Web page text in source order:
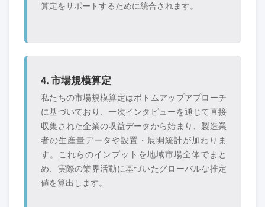
算定をサポートするために統合されます。
4. 市場規模算定
私たちの市場規模算定はボトムアップアプローチ
に基づいており、一次インタビューを通じて直接
収集された企業の収益データから始まり、製造業
者の生産量データや設置・展開統計が加わりま
す。これらのインプットを地域市場全体でまと
め、実際の業界活動に基づいたグローバルな推定
値を算出します。